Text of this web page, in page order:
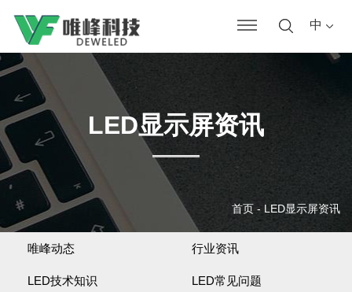
中
LED显示屏资讯
首页 - LED显示屏资讯
唯峰动态 行业资讯
LED技术知识 LED常见问题